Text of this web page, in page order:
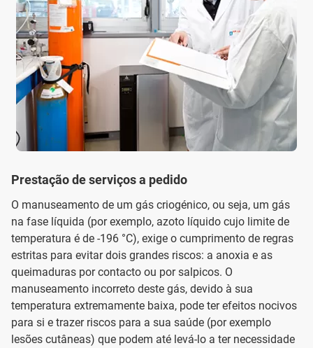
Prestação de serviços a pedido
O manuseamento de um gás criogénico, ou seja, um gás
na fase líquida (por exemplo, azoto líquido cujo limite de
temperatura é de -196 °C), exige o cumprimento de regras
estritas para evitar dois grandes riscos: a anoxia e as
queimaduras por contacto ou por salpicos. O
manuseamento incorreto deste gás, devido à sua
temperatura extremamente baixa, pode ter efeitos nocivos
para si e trazer riscos para a sua saúde (por exemplo
lesões cutâneas) que podem até levá-lo a ter necessidade